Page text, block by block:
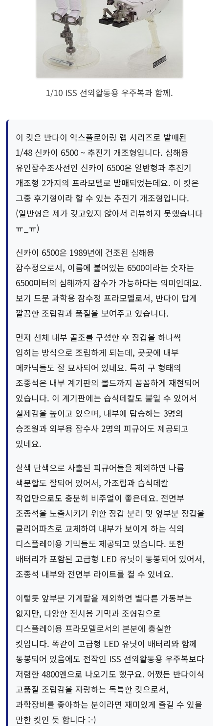
1/10 ISS 선외활동용 우주복과 함께.
이 킷은 반다이 익스플로어링 랩 시리즈로 발매된
1/48 신카이 6500 ~ 추진기 개조형입니다. 심해용
유인잠수조사선인 신카이 6500은 일반형과 추진기
개조형 2가지의 프라모델로 발매되었는데요. 이 킷은
그중 후기형이라 할 수 있는 추진기 개조형입니다.
(일반형은 제가 갖고있지 않아서 리뷰하지 못했습니다
ㅠ_ㅠ)
신카이 6500은 1989년에 건조된 심해용
잠수정으로서, 이름에 붙어있는 6500이라는 숫자는
6500미터의 심해까지 잠수가 가능하다는 의미인데요.
보기 드문 과학용 잠수정 프라모델로서, 반다이 답게
깔끔한 조립감과 품질을 보여주고 있습니다.
먼저 선체 내부 골조를 구성한 후 장갑을 하나씩
입히는 방식으로 조립하게 되는데, 곳곳에 내부
메카닉들도 잘 묘사되어 있네요. 특히 구 형태의
조종석은 내부 계기판의 몰드까지 꼼꼼하게 재현되어
있습니다. 이 계기판에는 습식데칼도 붙일 수 있어서
실제감을 높이고 있으며, 내부에 탑승하는 3명의
승조원과 외부용 잠수사 2명의 피규어도 제공되고
있네요.
살색 단색으로 사출된 피규어들을 제외하면 나름
색분할도 잘되어 있어서, 가조립과 습식데칼
작업만으로도 충분히 비주얼이 좋은데요. 전면부
조종석을 노출시키기 위한 장갑 분리 및 옆부분 장갑을
클리어파츠로 교체하여 내부가 보이게 하는 식의
디스플레이용 기믹들도 제공되고 있습니다. 또한
배터리가 포함된 고급형 LED 유닛이 동봉되어 있어서,
조종석 내부와 전면부 라이트를 켤 수 있네요.
이렇듯 앞부분 기계팔을 제외하면 별다른 가동부는
없지만, 다양한 전시용 기믹과 조형감으로
디스플레이용 프라모델로서의 본분에 충실한
킷입니다. 똑같이 고급형 LED 유닛이 배터리와 함께
동봉되어 있음에도 전작인 ISS 선외활동용 우주복보다
저렴한 4800엔으로 나오기도 했구요. 어쨌든 반다이식
고품질 조립감을 자랑하는 독특한 킷으로서,
과학장비를 좋아하는 분이라면 재미있게 즐길 수 있을
만한 킷인 듯 합니다 :-)